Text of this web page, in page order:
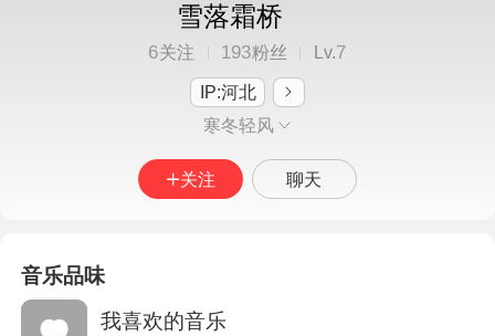
雪落霜桥
6关注 193粉丝 Lv.7
IP:河北
寒冬轻风
关注 聊天
音乐品味
我喜欢的音乐